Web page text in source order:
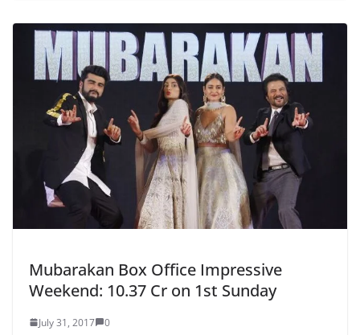
Mubarakan Box Office Impressive
Weekend: 10.37 Cr on 1st Sunday
July 31, 2017 0